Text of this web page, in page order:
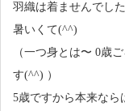
羽織は着ませんでした
暑いくて(^^)
（一つ身とは〜 0歳
す(^^) ）
5歳ですから本来なら